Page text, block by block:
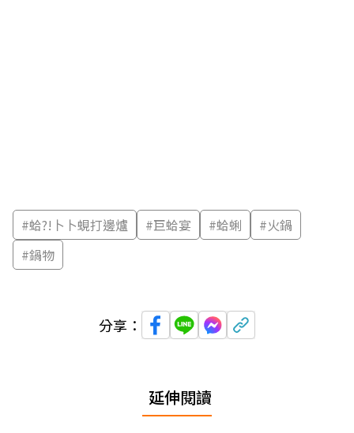
#蛤?!卜卜蜆打邊爐 #巨蛤宴 #蛤蜊 #火鍋
#鍋物
分享：
延伸閱讀